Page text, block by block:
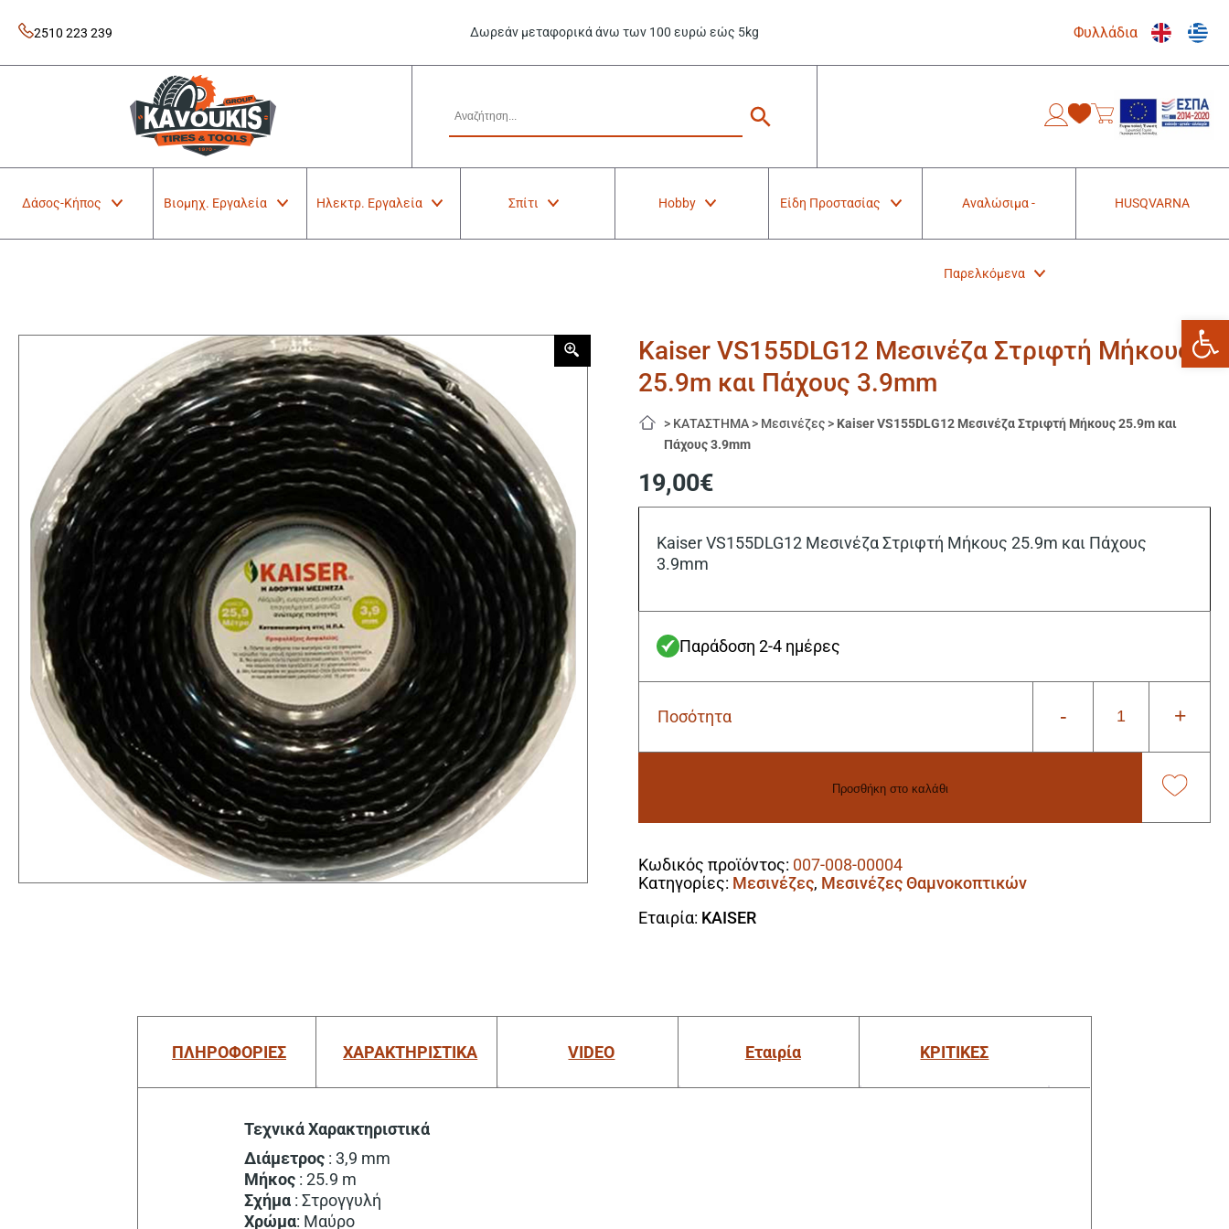
content
2510 223 239 Δωρεάν μεταφορικά άνω των 100 ευρώ εώς 5kg Φυλλάδια
Kavoukis Tools
Tires & Tools
Δάσος-Κήπος Βιομηχ. Εργαλεία Ηλεκτρ. Εργαλεία Σπίτι Hobby Είδη Προστασίας Αναλώσιμα -
Παρελκόμενα
HUSQVARNA
Kaiser VS155DLG12 Μεσινέζα Στριφτή Μήκους
25.9m και Πάχους 3.9mm
> ΚΑΤΑΣΤΗΜΑ > Μεσινέζες > Kaiser VS155DLG12 Μεσινέζα Στριφτή Μήκους 25.9m και
Πάχους 3.9mm
19,00€
Kaiser VS155DLG12 Μεσινέζα Στριφτή Μήκους 25.9m και Πάχους
3.9mm
Παράδοση 2-4 ημέρες
Ποσότητα -
Kaiser
Πάχους
3.9mm
ποσότητα
+
Προσθήκη στο καλάθι
Κωδικός προϊόντος: 007-008-00004
Κατηγορίες: Μεσινέζες, Μεσινέζες Θαμνοκοπτικών
Εταιρία: KAISER
ΠΛΗΡΟΦΟΡΙΕΣ ΧΑΡΑΚΤΗΡΙΣΤΙΚΑ VIDEO Εταιρία ΚΡΙΤΙΚΕΣ
Τεχνικά Χαρακτηριστικά
Διάμετρος : 3,9 mm
Μήκος : 25.9 m
Σχήμα : Στρογγυλή
Χρώμα: Μαύρο